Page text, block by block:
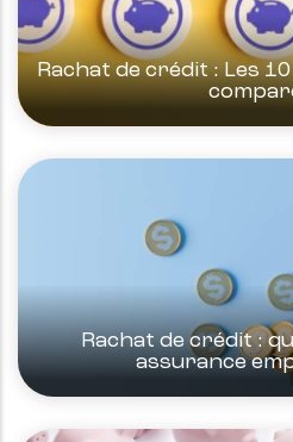
Rachat de crédit : Les
Rachat de crédit :
assurance